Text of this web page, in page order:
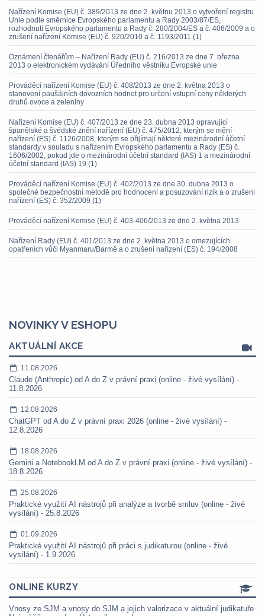
Nařízení Komise (EU) č. 389/2013 ze dne 2. květnu 2013 o vytvoření registru
Unie podle směrnice Evropského parlamentu a Rady 2003/87/ES,
rozhodnutí Evropského parlamentu a Rady č. 280/2004/ES a č. 406/2009 a o
zrušení nařízení Komise (EU) č. 920/2010 a č. 1193/2011 (1)
Oznámení čtenářům – Nařízení Rady (EU) č. 216/2013 ze dne 7. března
2013 o elektronickém vydávání Úředního věstníku Evropské unie
Prováděcí nařízení Komise (EU) č. 408/2013 ze dne 2. května 2013 o
stanovení paušálních dovozních hodnot pro určení vstupní ceny některých
druhů ovoce a zeleniny
Nařízení Komise (EU) č. 407/2013 ze dne 23. dubna 2013 opravující
španělské a švédské znění nařízení (EU) č. 475/2012, kterým se mění
nařízení (ES) č. 1126/2008, kterým se přijímají některé mezinárodní účetní
standardy v souladu s nařízením Evropského parlamentu a Rady (ES) č.
1606/2002, pokud jde o mezinárodní účetní standard (IAS) 1 a mezinárodní
účetní standard (IAS) 19 (1)
Prováděcí nařízení Komise (EU) č. 402/2013 ze dne 30. dubna 2013 o
společné bezpečnostní metodě pro hodnocení a posuzování rizik a o zrušení
nařízení (ES) č. 352/2009 (1)
Prováděcí nařízení Komise (EU) č. 403-406/2013 ze dne 2. května 2013
Nařízení Rady (EU) č. 401/2013 ze dne 2. května 2013 o omezujících
opatřeních vůči Myanmaru/Barmě a o zrušení nařízení (ES) č. 194/2008
NOVINKY V ESHOPU
AKTUÁLNÍ AKCE
11.08.2026
Claude (Anthropic) od A do Z v právní praxi (online - živé vysílání) -
11.8.2026
12.08.2026
ChatGPT od A do Z v právní praxi 2026 (online - živé vysílání) -
12.8.2026
18.08.2026
Gemini a NotebookLM od A do Z v právní praxi (online - živé vysílání) -
18.8.2026
25.08.2026
Praktické využití AI nástrojů při analýze a tvorbě smluv (online - živé
vysílání) - 25.8.2026
01.09.2026
Praktické využití AI nástrojů při práci s judikaturou (online - živé
vysílání) - 1.9.2026
ONLINE KURZY
Vnosy ze SJM a vnosy do SJM a jejich valorizace v aktuální judikatuře